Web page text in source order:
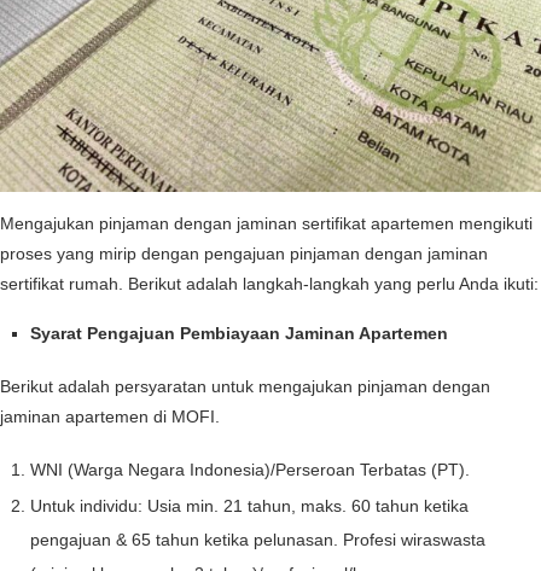
Mengajukan pinjaman dengan jaminan sertifikat apartemen mengikuti
proses yang mirip dengan pengajuan pinjaman dengan jaminan
sertifikat rumah. Berikut adalah langkah-langkah yang perlu Anda ikuti:
Syarat Pengajuan Pembiayaan Jaminan Apartemen
Berikut adalah persyaratan untuk mengajukan pinjaman dengan
jaminan apartemen di MOFI.
WNI (Warga Negara Indonesia)/Perseroan Terbatas (PT).
Untuk individu: Usia min. 21 tahun, maks. 60 tahun ketika
pengajuan & 65 tahun ketika pelunasan. Profesi wiraswasta